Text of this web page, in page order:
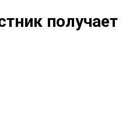
получает